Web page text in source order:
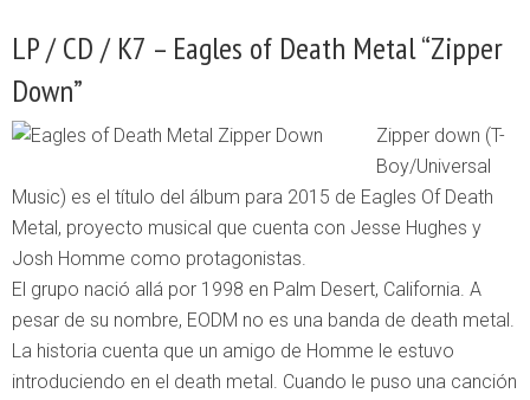
LP / CD / K7 – Eagles of Death Metal “Zipper
Down”
Zipper down (T-
Boy/Universal
Music) es el título del álbum para 2015 de Eagles Of Death
Metal, proyecto musical que cuenta con Jesse Hughes y
Josh Homme como protagonistas.
El grupo nació allá por 1998 en Palm Desert, California. A
pesar de su nombre, EODM no es una banda de death metal.
La historia cuenta que un amigo de Homme le estuvo
introduciendo en el death metal. Cuando le puso una canción